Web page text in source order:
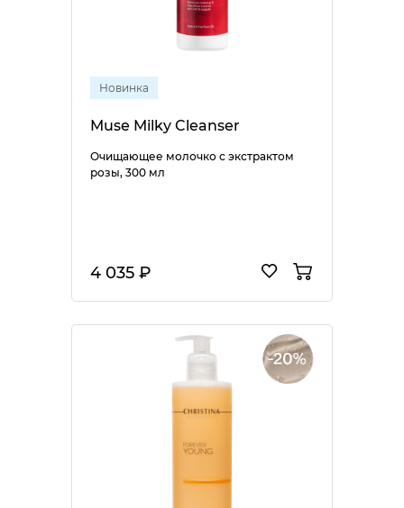
Новинка
Muse Milky Cleanser
Очищающее молочко с экстрактом
розы, 300 мл
4 035 ₽